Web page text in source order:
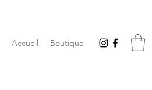
Accueil Boutique